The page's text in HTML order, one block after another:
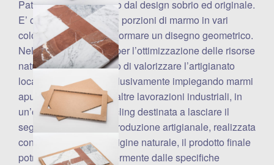
Patchwork è un vassoio dal design sobrio ed originale.
E’ composto da piccole porzioni di marmo in vari
colori, ri-assemblate a formare un disegno geometrico.
Nel costante impegno per l’ottimizzazione delle risorse
naturali e con l’obiettivo di valorizzare l’artigianato
locale, è realizzato esclusivamente impiegando marmi
apuani di recupero da altre lavorazioni industriali, in
un’operazione di upcycling destinata a lasciare il
segno. Trattandosi di produzione artigianale, realizzata
con materie prime di origine naturale, il prodotto finale
potrebbe differire leggermente dalle specifiche